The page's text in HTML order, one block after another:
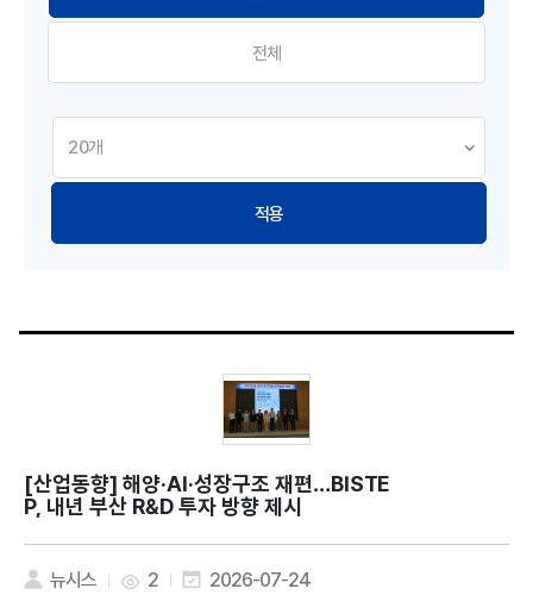
전체
적용
[산업동향]
P, 내년 부산 R&D 투자 방향 제시
뉴시스 2 2026-07-24